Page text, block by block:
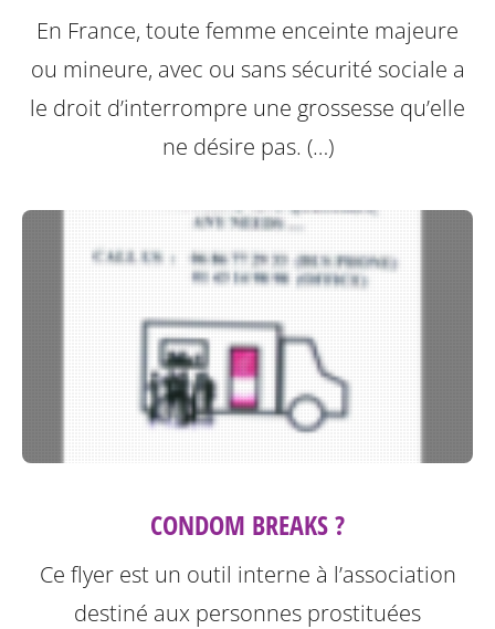
En France, toute femme enceinte majeure
ou mineure, avec ou sans sécurité sociale a
le droit d’interrompre une grossesse qu’elle
ne désire pas. (…)
CONDOM BREAKS ?
Ce flyer est un outil interne à l’association
destiné aux personnes prostituées